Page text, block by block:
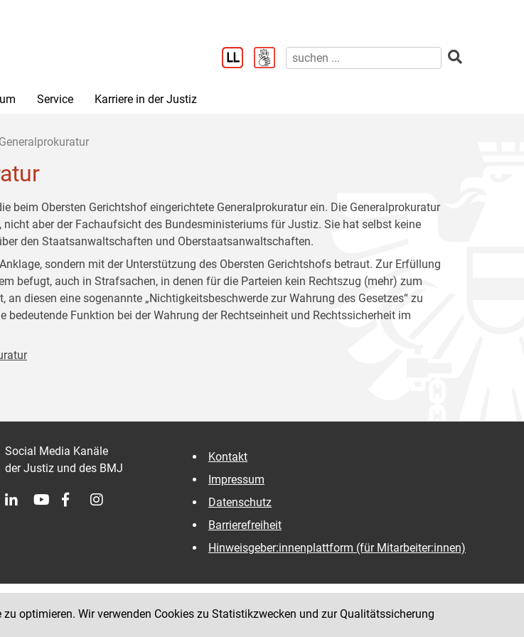
Service Karriere in der Justiz
Generalprokuratur
beim Obersten Gerichtshof eingerichtete Generalprokuratur ein. Die Generalprokuratur
aber der Fachaufsicht des Bundesministeriums für Justiz. Sie hat selbst keine
den Staatsanwaltschaften und Oberstaatsanwaltschaften.
sondern mit der Unterstützung des Obersten Gerichtshofs betraut. Zur Erfüllung
befugt, auch in Strafsachen, in denen für die Parteien kein Rechtszug (mehr) zum
an diesen eine sogenannte „Nichtigkeitsbeschwerde zur Wahrung des Gesetzes“ zu
bedeutende Funktion bei der Wahrung der Rechtseinheit und Rechtssicherheit im
Social Media Kanäle
der Justiz und des BMJ
Kontakt
Impressum
Datenschutz
Barrierefreiheit
Hinweisgeber:innenplattform (für Mitarbeiter:innen)
optimieren. Wir verwenden Cookies zu Statistikzwecken und zur Qualitätssicherung